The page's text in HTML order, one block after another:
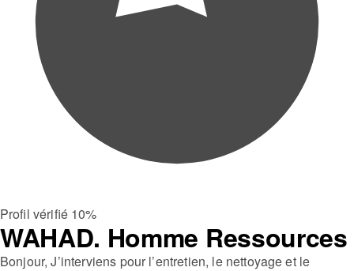
Profil vérifié 10%
WAHAD. Homme Ressources
Bonjour, J’interviens pour l’entretien, le nettoyage et le